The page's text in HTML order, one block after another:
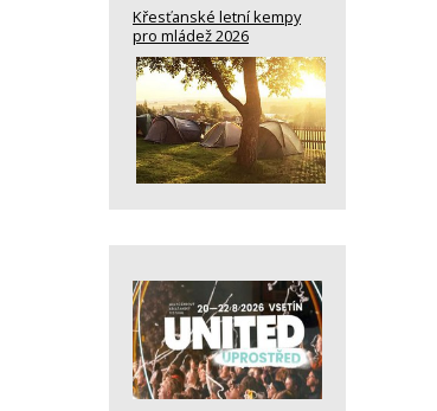
Křesťanské letní kempy
pro mládež 2026